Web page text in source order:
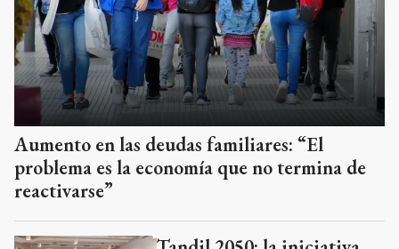
Aumento en las deudas familiares: “El
problema es la economía que no termina de
reactivarse”